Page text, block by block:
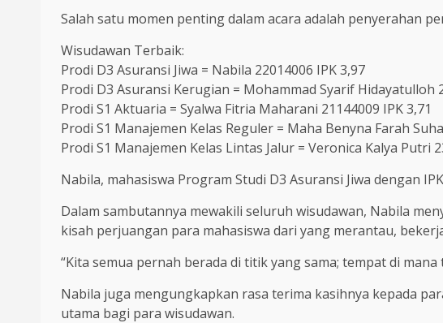
Salah satu momen penting dalam acara adalah penyerahan
Wisudawan Terbaik:
Prodi D3 Asuransi Jiwa = Nabila 22014006 IPK 3,97
Prodi D3 Asuransi Kerugian = Mohammad Syarif Hidayatulloh
Prodi S1 Aktuaria = Syalwa Fitria Maharani 21144009 IPK 3,71
Prodi S1 Manajemen Kelas Reguler = Maha Benyna Farah
Prodi S1 Manajemen Kelas Lintas Jalur = Veronica Kalya Putri
Nabila, mahasiswa Program Studi D3 Asuransi Jiwa dengan
Dalam sambutannya mewakili seluruh wisudawan, Nabila
kisah perjuangan para mahasiswa dari yang merantau,
“Kita semua pernah berada di titik yang sama; tempat di
Nabila juga mengungkapkan rasa terima kasihnya kepada
utama bagi para wisudawan.